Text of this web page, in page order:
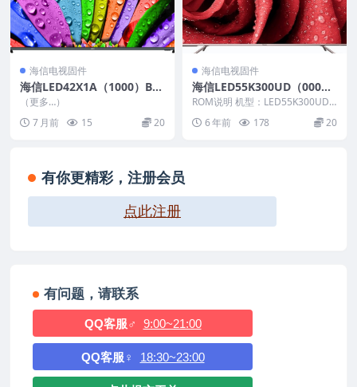
海信电视固件
海信LED42X1A（1000）BO
M2_C004_20140415_U盘刷
机固件
（更多…）
7 月前
15 20
海信电视固件
海信LED55K300UD（000
6）BOM7_C009_20160422
官方原厂USB刷机电视固件包
ROM说明 机型：LED55K300UD
固件版本：（0006） BOM：7
海...6 年前 178 20
有你更精彩，注册会员
点此注册
有问题，请联系
QQ客服♂ 9:00~21:00
QQ客服♀ 18:30~23:00